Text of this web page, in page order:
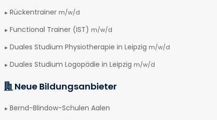
Rückentrainer m/w/d
Functional Trainer (IST) m/w/d
Duales Studium Physiotherapie in Leipzig m/w/d
Duales Studium Logopädie in Leipzig m/w/d
Neue Bildungsanbieter
Bernd-Blindow-Schulen Aalen